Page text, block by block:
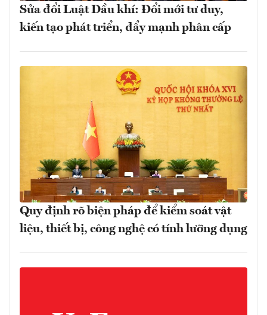
Sửa đổi Luật Dầu khí: Đổi mới tư duy,
kiến tạo phát triển, đẩy mạnh phân cấp
Quy định rõ biện pháp để kiểm soát vật
liệu, thiết bị, công nghệ có tính lưỡng dụng